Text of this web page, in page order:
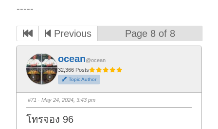
-----
Previous Page 8 of 8
ocean@ocean
32,366 Posts
Topic Author
#71 · May 24, 2024, 3:43 pm
โทรจอง 96